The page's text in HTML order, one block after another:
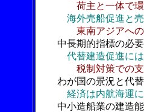
荷主と一体で
海外売船促進と
東南アジアへ
中長期的指標の必
代替建造促進に
税制対策での
わが国の景況と代
経済は内航海運
中小造船業の建造